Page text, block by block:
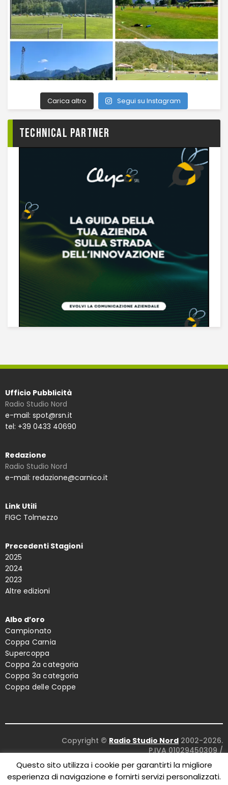
Carica altro Segui su Instagram
TECHNICAL PARTNER
Ufficio Pubblicità
Radio Studio Nord
e-mail: spot@rsn.it
tel: +39 0433 40690
Redazione
Radio Studio Nord
e-mail: redazione@carnico.it
Link Utili
FIGC Tolmezzo
Precedenti Stagioni
2025
2024
2023
Altre edizioni
Albo d’oro
Campionato
Coppa Carnia
Supercoppa
Coppa 2a categoria
Coppa 3a categoria
Coppa delle Coppe
Copyright © Radio Studio Nord 2002-2026.
P.IVA 01029450309 /
Concept and design:Five Studio
Maintenance:Clyco SRL. All Rights Reserved.
Questo sito utilizza i cookie per garantirti la migliore
esperienza di navigazione e fornirti servizi personalizzati.